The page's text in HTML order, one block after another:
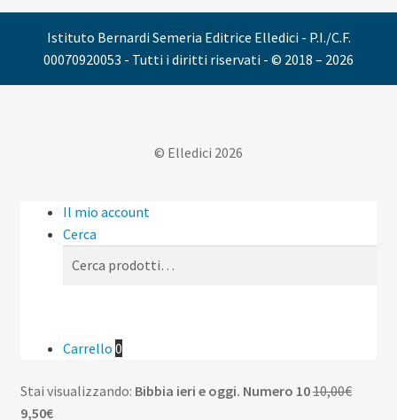
Istituto Bernardi Semeria Editrice Elledici - P.I./C.F.
00070920053 - Tutti i diritti riservati - © 2018 – 2026
© Elledici 2026
Il mio account
Cerca
Carrello 0
Stai visualizzando: Bibbia ieri e oggi. Numero 1010,00€Il
9,50€Il